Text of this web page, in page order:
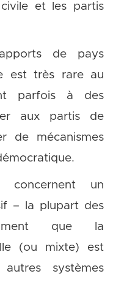
et les partis
de pays
est très rare au
parfois à des
aux partis de
de mécanismes
concernent un
– la plupart des
que la
(ou mixte) est
systèmes